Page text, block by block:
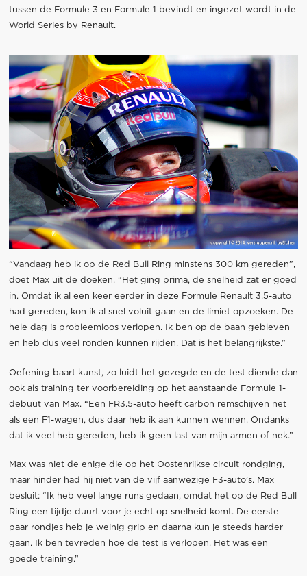
tussen de Formule 3 en Formule 1 bevindt en ingezet wordt in de
World Series by Renault.
“Vandaag heb ik op de Red Bull Ring minstens 300 km gereden”,
doet Max uit de doeken. “Het ging prima, de snelheid zat er goed
in. Omdat ik al een keer eerder in deze Formule Renault 3.5-auto
had gereden, kon ik al snel voluit gaan en de limiet opzoeken. De
hele dag is probleemloos verlopen. Ik ben op de baan gebleven
en heb dus veel ronden kunnen rijden. Dat is het belangrijkste.”
Oefening baart kunst, zo luidt het gezegde en de test diende dan
ook als training ter voorbereiding op het aanstaande Formule 1-
debuut van Max. “Een FR3.5-auto heeft carbon remschijven net
als een F1-wagen, dus daar heb ik aan kunnen wennen. Ondanks
dat ik veel heb gereden, heb ik geen last van mijn armen of nek.”
Max was niet de enige die op het Oostenrijkse circuit rondging,
maar hinder had hij niet van de vijf aanwezige F3-auto’s. Max
besluit: “Ik heb veel lange runs gedaan, omdat het op de Red Bull
Ring een tijdje duurt voor je echt op snelheid komt. De eerste
paar rondjes heb je weinig grip en daarna kun je steeds harder
gaan. Ik ben tevreden hoe de test is verlopen. Het was een
goede training.”